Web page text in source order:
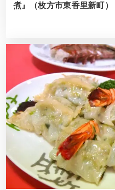
煮』（枚方市東香里新町）